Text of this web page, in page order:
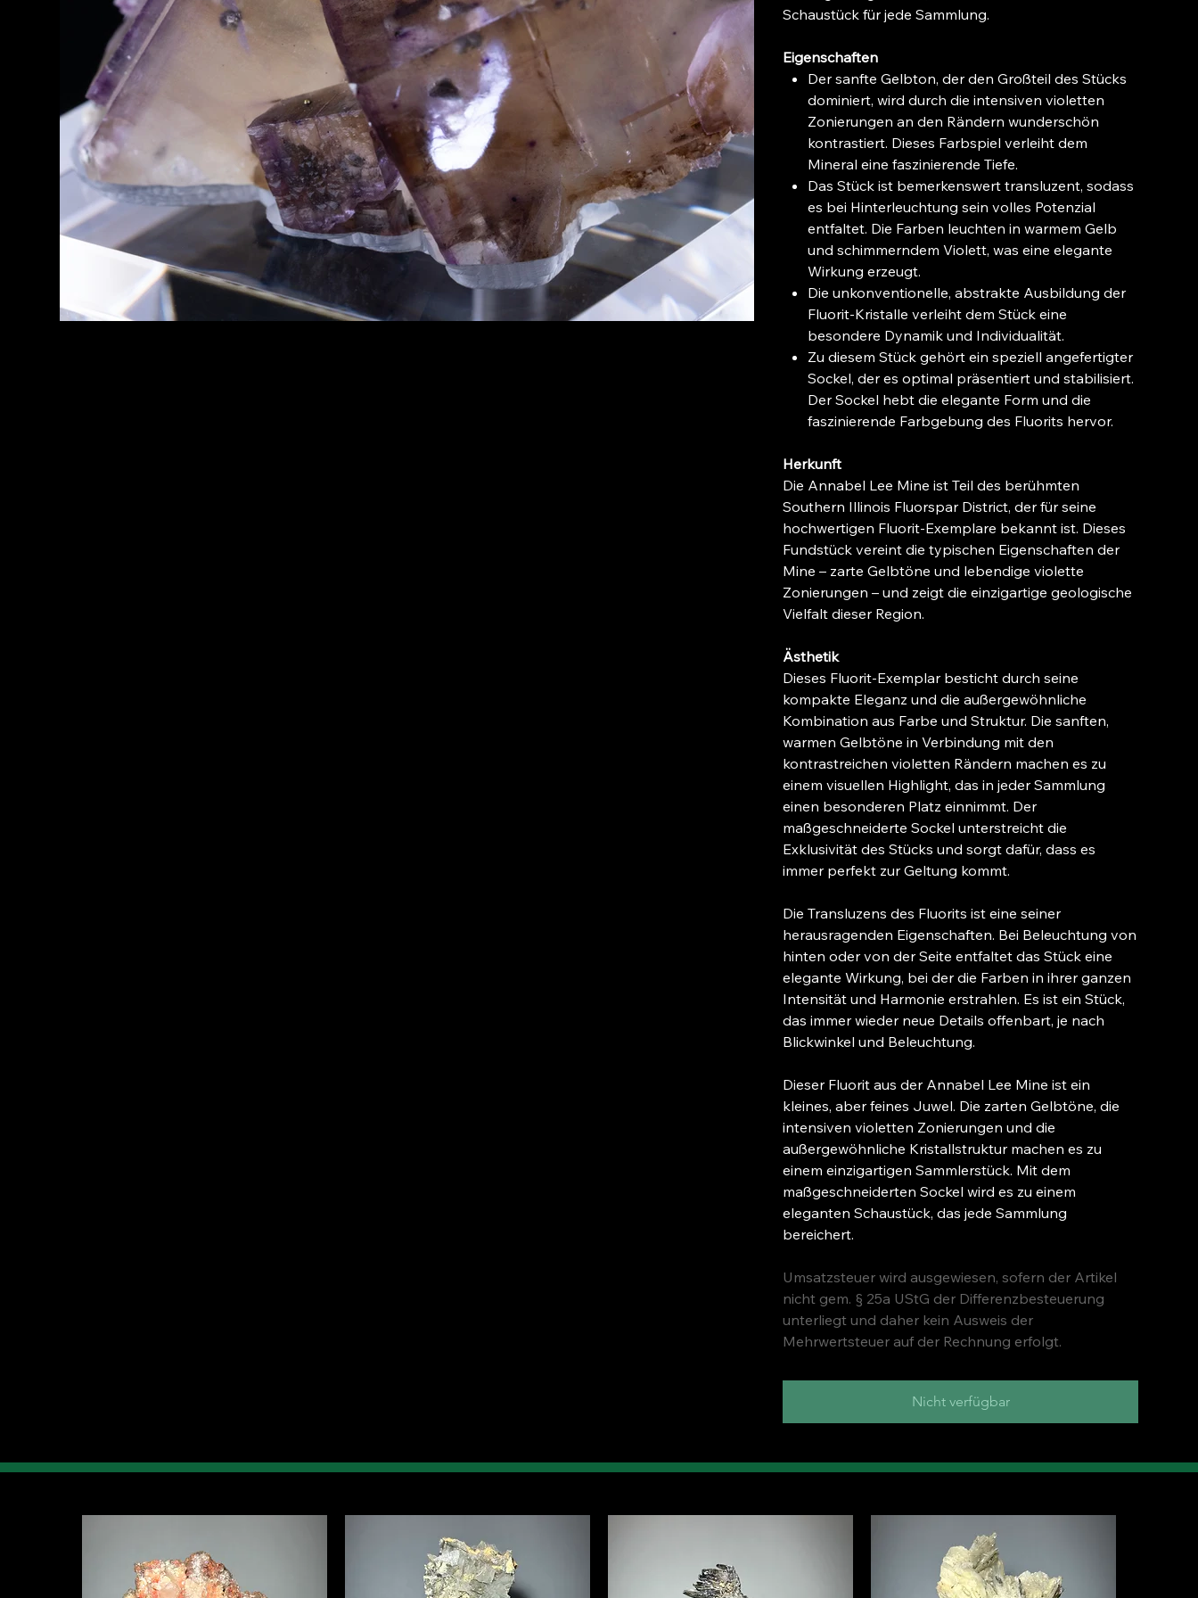
Schaustück für jede Sammlung.
Eigenschaften
Der sanfte Gelbton, der den Großteil des Stücks
dominiert, wird durch die intensiven violetten
Zonierungen an den Rändern wunderschön
kontrastiert. Dieses Farbspiel verleiht dem
Mineral eine faszinierende Tiefe.
Das Stück ist bemerkenswert transluzent, sodass
es bei Hinterleuchtung sein volles Potenzial
entfaltet. Die Farben leuchten in warmem Gelb
und schimmerndem Violett, was eine elegante
Wirkung erzeugt.
Die unkonventionelle, abstrakte Ausbildung der
Fluorit-Kristalle verleiht dem Stück eine
besondere Dynamik und Individualität.
Zu diesem Stück gehört ein speziell angefertigter
Sockel, der es optimal präsentiert und stabilisiert.
Der Sockel hebt die elegante Form und die
faszinierende Farbgebung des Fluorits hervor.
Herkunft
Die Annabel Lee Mine ist Teil des berühmten
Southern Illinois Fluorspar District, der für seine
hochwertigen Fluorit-Exemplare bekannt ist. Dieses
Fundstück vereint die typischen Eigenschaften der
Mine – zarte Gelbtöne und lebendige violette
Zonierungen – und zeigt die einzigartige geologische
Vielfalt dieser Region.
Ästhetik
Dieses Fluorit-Exemplar besticht durch seine
kompakte Eleganz und die außergewöhnliche
Kombination aus Farbe und Struktur. Die sanften,
warmen Gelbtöne in Verbindung mit den
kontrastreichen violetten Rändern machen es zu
einem visuellen Highlight, das in jeder Sammlung
einen besonderen Platz einnimmt. Der
maßgeschneiderte Sockel unterstreicht die
Exklusivität des Stücks und sorgt dafür, dass es
immer perfekt zur Geltung kommt.
Die Transluzens des Fluorits ist eine seiner
herausragenden Eigenschaften. Bei Beleuchtung von
hinten oder von der Seite entfaltet das Stück eine
elegante Wirkung, bei der die Farben in ihrer ganzen
Intensität und Harmonie erstrahlen. Es ist ein Stück,
das immer wieder neue Details offenbart, je nach
Blickwinkel und Beleuchtung.
Dieser Fluorit aus der Annabel Lee Mine ist ein
kleines, aber feines Juwel. Die zarten Gelbtöne, die
intensiven violetten Zonierungen und die
außergewöhnliche Kristallstruktur machen es zu
einem einzigartigen Sammlerstück. Mit dem
maßgeschneiderten Sockel wird es zu einem
eleganten Schaustück, das jede Sammlung
bereichert.
Umsatzsteuer wird ausgewiesen, sofern der Artikel
nicht gem. § 25a UStG der Differenzbesteuerung
unterliegt und daher kein Ausweis der
Mehrwertsteuer auf der Rechnung erfolgt.
Nicht verfügbar